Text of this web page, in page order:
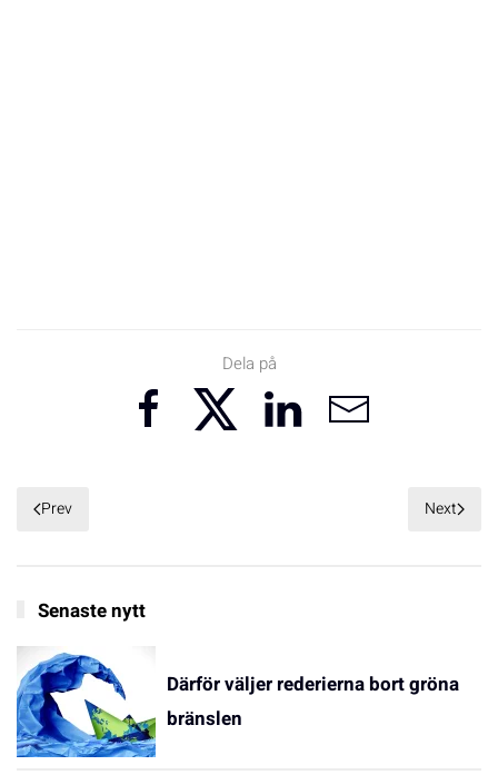
Dela på
Prev Next
Senaste nytt
Därför väljer rederierna bort gröna
bränslen